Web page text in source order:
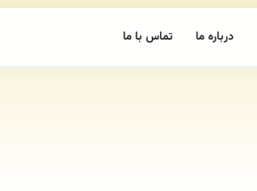
درباره ما تماس با ما